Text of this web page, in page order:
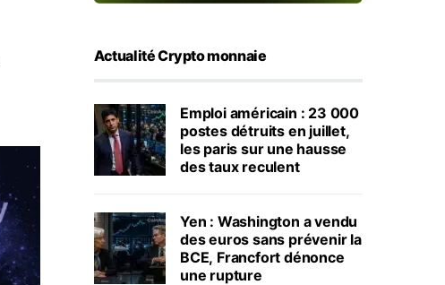
Actualité Crypto monnaie
Emploi américain : 23 000
postes détruits en juillet,
les paris sur une hausse
des taux reculent
Yen : Washington a vendu
des euros sans prévenir la
BCE, Francfort dénonce
une rupture